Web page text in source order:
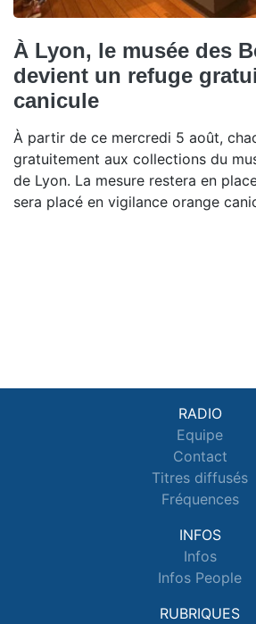
À Lyon, le musée des
devient un refuge
canicule
À partir de ce mercredi 5 août,
gratuitement aux collections du
de Lyon. La mesure restera en
sera placé en vigilance orange
RADIO
Equipe
Contact
Titres diffusés
Fréquences
INFOS
Infos
Infos People
RUBRIQUES